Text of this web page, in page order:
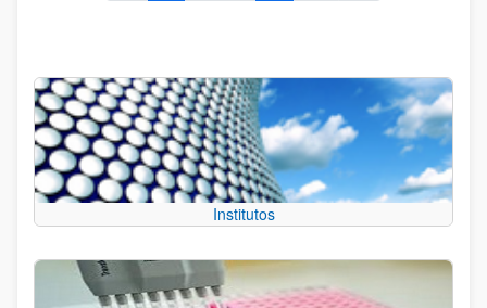
Institutos